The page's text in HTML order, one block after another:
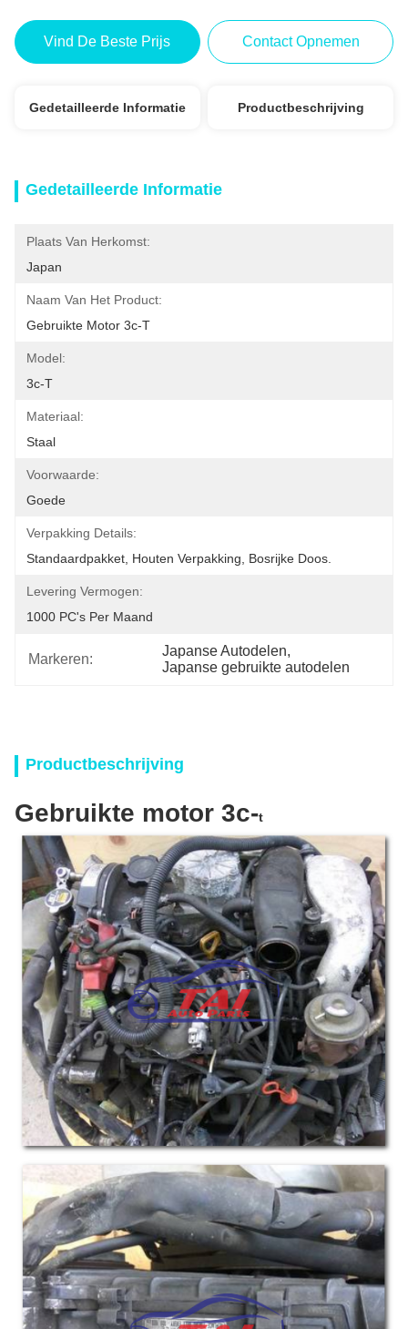
Vind De Beste Prijs Contact Opnemen
Gedetailleerde Informatie Productbeschrijving
Gedetailleerde Informatie
Plaats Van Herkomst:
Japan
Naam Van Het Product:
Gebruikte Motor 3c-T
Model:
3c-T
Materiaal:
Staal
Voorwaarde:
Goede
Verpakking Details:
Standaardpakket, Houten Verpakking, Bosrijke Doos.
Levering Vermogen:
1000 PC's Per Maand
Markeren:
Japanse Autodelen,
Japanse gebruikte autodelen
Productbeschrijving
Gebruikte motor 3c-t